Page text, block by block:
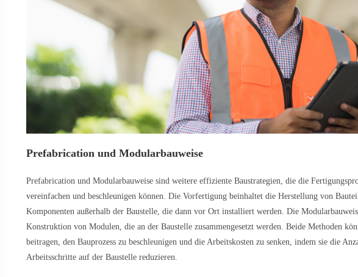
Prefabrication und Modularbauweise
Prefabrication und Modularbauweise sind weitere effiziente Baustrategien, die die
vereinfachen und beschleunigen können. Die Vorfertigung beinhaltet die Herstellung von
Komponenten außerhalb der Baustelle, die dann vor Ort installiert werden. Die
Konstruktion von Modulen, die an der Baustelle zusammengesetzt werden. Beide Methoden
beitragen, den Bauprozess zu beschleunigen und die Arbeitskosten zu senken, indem sie die
Arbeitsschritte auf der Baustelle reduzieren.